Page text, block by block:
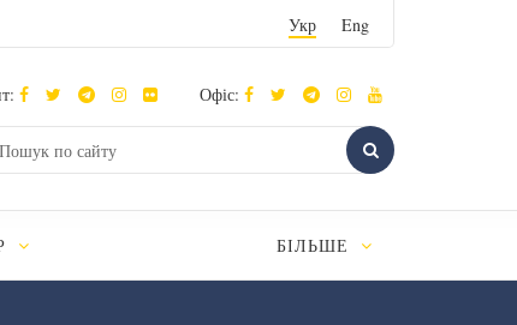
Укр Eng
Офіс:
БІЛЬШЕ